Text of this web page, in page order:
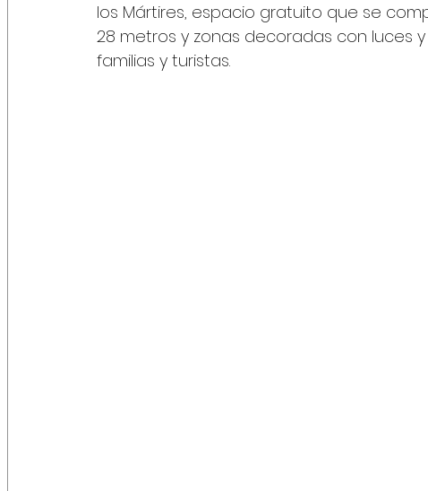
los Mártires, espacio gratuito que se
28 metros y zonas decoradas con luces
familias y turistas.